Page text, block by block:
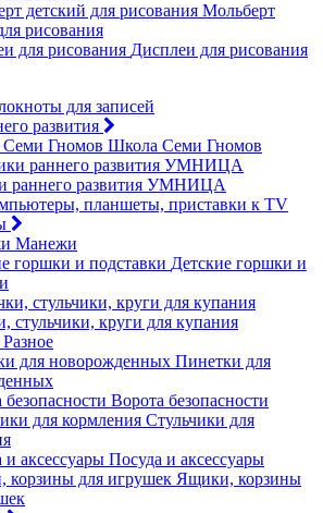
Мольберт
рисования
Дисплеи для рисования
для записей
развития
Школа Семи Гномов
раннего развития УМНИЦА
планшеты, приставки к TV
Манежи
Детские горшки и
стульчики, круги для купания
Разное
Пинетки для
Ворота безопасности
Стульчики для
Посуда и аксессуары
Ящики, корзины